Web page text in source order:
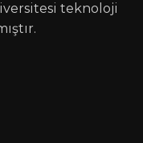
teknoloji